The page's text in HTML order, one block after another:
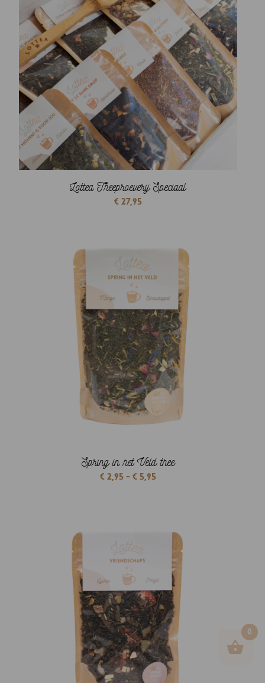
Lottea Theeproeverij Speciaal
€ 27,95
Spring in het Veld thee
€ 2,95 - € 5,95Prijsklasse:
0